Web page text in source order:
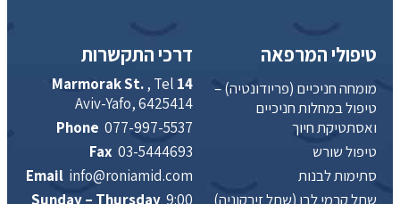
טיפולי המרפאה
מומחה חניכיים (פריודונטיה) –
טיפול במחלות חניכיים
ואסתטיקת חיוך
טיפול שורש
סתימות לבנות
שתל קרמי לבן (שתל זירקוניה)
דרכי התקשרות
14 Marmorak St.
, Tel
Aviv-Yafo, 6425414
Phone 077-997-5537
Fax 03-5444693
Email info@roniamid.com
Sunday – Thursday9:00